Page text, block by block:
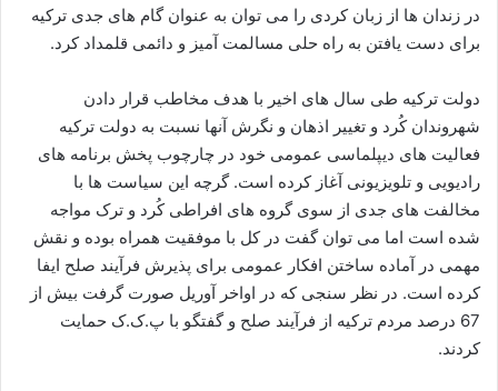
در زندان ها از زبان کردی را می توان به عنوان گام های جدی ترکیه
برای دست یافتن به راه حلی مسالمت آمیز و دائمی قلمداد کرد.
دولت ترکیه طی سال های اخیر با هدف مخاطب قرار دادن
شهروندان کُرد و تغییر اذهان و نگرش آنها نسبت به دولت ترکیه
فعالیت های دیپلماسی عمومی خود در چارچوب پخش برنامه های
رادیویی و تلویزیونی آغاز کرده است. گرچه این سیاست ها با
مخالفت های جدی از سوی گروه های افراطی کُرد و ترک مواجه
شده است اما می توان گفت در کل با موفقیت همراه بوده و نقش
مهمی در آماده ساختن افکار عمومی برای پذیرش فرآیند صلح ایفا
کرده است. در نظر سنجی که در اواخر آوریل صورت گرفت بیش از
67 درصد مردم ترکیه از فرآیند صلح و گفتگو با پ.ک.ک حمایت
کردند.